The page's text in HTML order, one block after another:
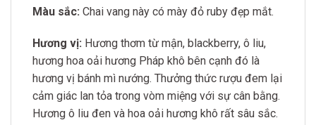
Màu sắc: Chai vang này có mày đỏ ruby đẹp mắt.
Hương vị: Hương thơm từ mận, blackberry, ô liu,
hương hoa oải hương Pháp khô bên cạnh đó là
hương vị bánh mì nướng. Thưởng thức rượu đem lại
cảm giác lan tỏa trong vòm miệng với sự cân bằng.
Hương ô liu đen và hoa oải hương khô rất sâu sắc.